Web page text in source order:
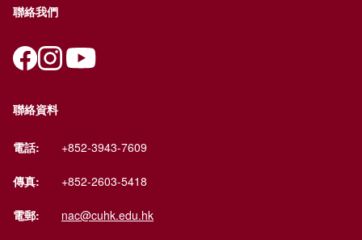
聯絡我們
聯絡資料
電話: +852-3943-7609
傳真: +852-2603-5418
電郵: nac@cuhk.edu.hk